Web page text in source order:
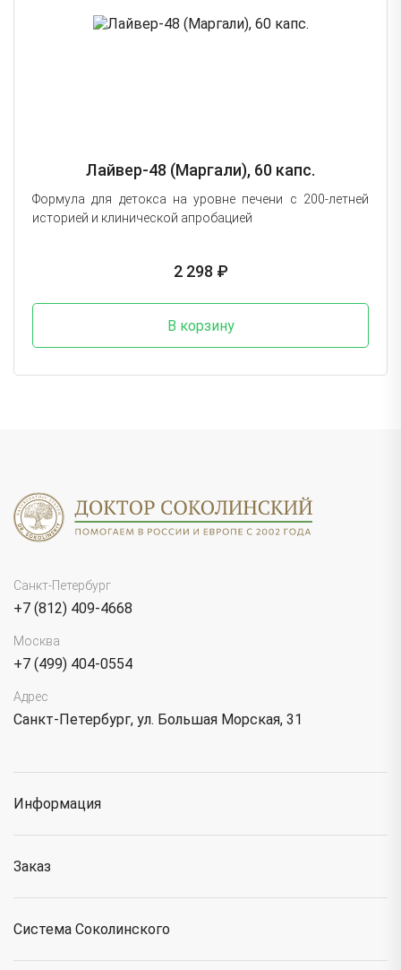
Лайвер-48 (Маргали), 60 капс.
Формула для детокса на уровне печени с 200-летней
историей и клинической апробацией
2 298 ₽
В корзину
Санкт-Петербург
+7 (812) 409-4668
Москва
+7 (499) 404-0554
Адрес
Санкт-Петербург, ул. Большая Морская, 31
Информация
Заказ
Система Соколинского